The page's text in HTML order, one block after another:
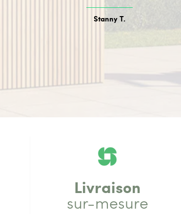
Stanny T.
Livraison
sur-mesure